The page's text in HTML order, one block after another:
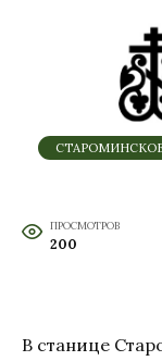
ПРОСМОТРОВ
200
В станице